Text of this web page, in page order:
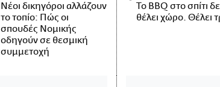
Νέοι δικηγόροι αλλάζουν
το τοπίο: Πώς οι
σπουδές Νομικής
οδηγούν σε θεσμική
συμμετοχή
Το BBQ στο σπίτι
θέλει χώρο. Θέλει